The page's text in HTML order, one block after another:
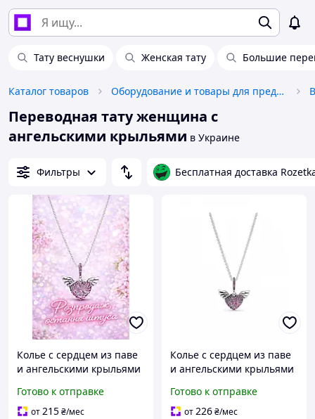
Тату веснушки Женская тату Большие
Каталог товаров Оборудование и товары для предоставления услуг
Переводная тату женщина с
ангельскими крыльями в Украине
Фильтры Бесплатная доставка
Колье с сердцем из паве
и ангельскими крыльями
Angel Wings
Готово к отправке
от215₴/мес
Колье с сердцем из паве
и ангельскими крыльями
Angel Wings
Готово к отправке
от226₴/мес